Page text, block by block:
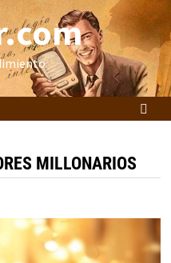
MILLONARIOS